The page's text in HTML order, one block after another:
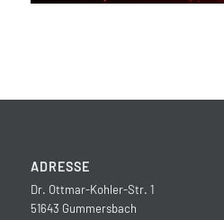
ADRESSE
Dr. Ottmar-Kohler-Str. 1
51643 Gummersbach